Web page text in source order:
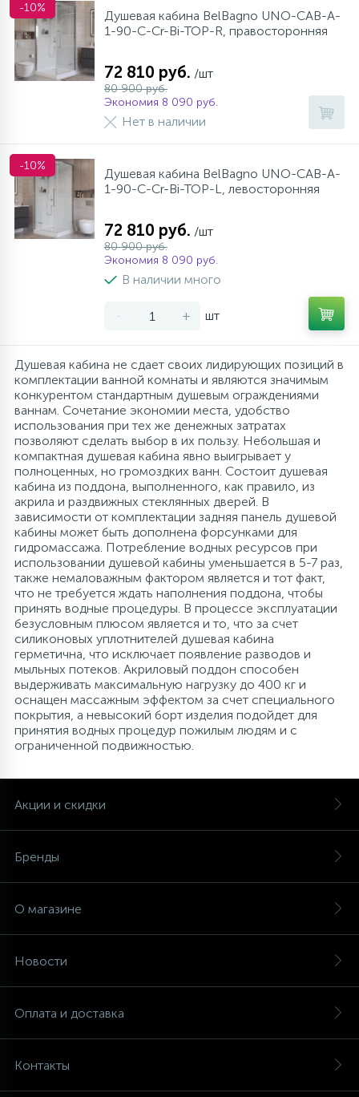
-10%
Душевая кабина BelBagno UNO-CAB-A-
1-90-C-Cr-Bi-TOP-R, правосторонняя
72 810 руб. /шт
80 900 руб.
Экономия 8 090 руб.
Нет в наличии
-10%
Душевая кабина BelBagno UNO-CAB-A-
1-90-C-Cr-Bi-TOP-L, левосторонняя
72 810 руб. /шт
80 900 руб.
Экономия 8 090 руб.
В наличии много
- + шт
Душевая кабина не сдает своих лидирующих позиций в
комплектации ванной комнаты и являются значимым
конкурентом стандартным душевым ограждениями
ваннам. Сочетание экономии места, удобство
использования при тех же денежных затратах
позволяют сделать выбор в их пользу. Небольшая и
компактная душевая кабина явно выигрывает у
полноценных, но громоздких ванн. Состоит душевая
кабина из поддона, выполненного, как правило, из
акрила и раздвижных стеклянных дверей. В
зависимости от комплектации задняя панель душевой
кабины может быть дополнена форсунками для
гидромассажа. Потребление водных ресурсов при
использовании душевой кабины уменьшается в 5-7 раз,
также немаловажным фактором является и тот факт,
что не требуется ждать наполнения поддона, чтобы
принять водные процедуры. В процессе эксплуатации
безусловным плюсом является и то, что за счет
силиконовых уплотнителей душевая кабина
герметична, что исключает появление разводов и
мыльных потеков. Акриловый поддон способен
выдерживать максимальную нагрузку до 400 кг и
оснащен массажным эффектом за счет специального
покрытия, а невысокий борт изделия подойдет для
принятия водных процедур пожилым людям и с
ограниченной подвижностью.
Акции и скидки
Бренды
О магазине
Новости
Оплата и доставка
Контакты